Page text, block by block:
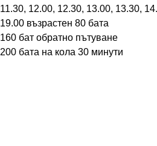
11.30, 12.00, 12.30, 13.00, 13.30,
19.00 възрастен 80 бата
160 бат обратно пътуване
200 бата на кола 30 минути